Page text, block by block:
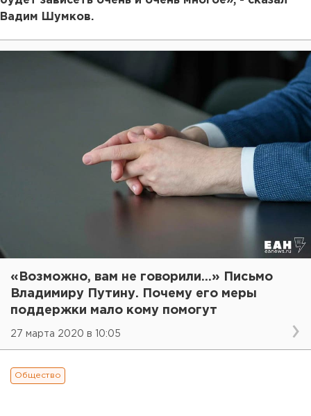
Вадим Шумков.
«Возможно, вам не говорили...» Письмо
Владимиру Путину. Почему его меры
поддержки мало кому помогут
27 марта 2020 в 10:05
Общество